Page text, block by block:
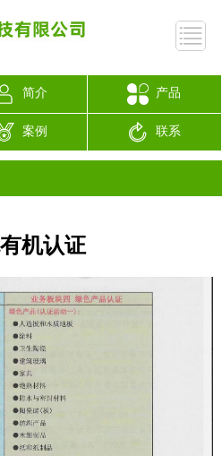
简介 产品
案例 联系
机认证